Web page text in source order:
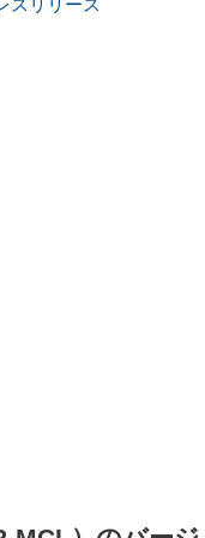
スリリース